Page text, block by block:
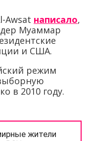
Awsat написало,
Муаммар
и США.
режим
в 2010 году.